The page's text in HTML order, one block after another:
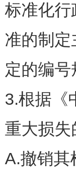
标准化行
准的制
定的编号
3.根据《
重大损失
A.撤销其